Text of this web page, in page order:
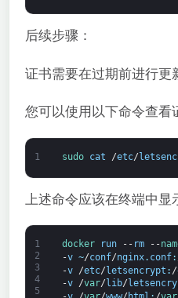
后续步骤：
证书需要在过期前进行
您可以使用以下命令查看
1 sudo cat /etc/
上述命令应该在终端中
1
2
3
4
5
docker run -- rm --
-v ~/conf/nginx. conf:
-v /etc/letsencrypt : /
-v /var/ lib/